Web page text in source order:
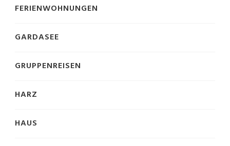
FERIENWOHNUNGEN
GARDASEE
GRUPPENREISEN
HARZ
HAUS